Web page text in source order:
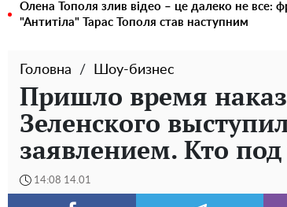
Олена Тополя злив відео – це далеко не все:
"Антитіла" Тарас Тополя став наступним
Головна Шоу-бизнес
Пришло время
Зеленского
заявлением. Кто
14:08 14.01